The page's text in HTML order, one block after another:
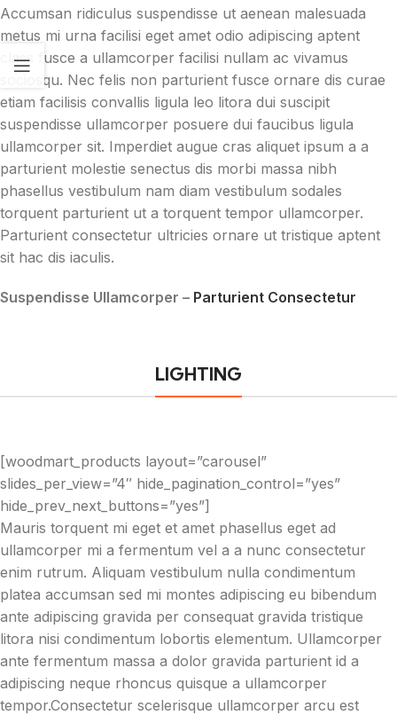
Accumsan ridiculus suspendisse ut aenean malesuada
metus mi urna facilisi eget amet odio adipiscing aptent
class fusce a ullamcorper facilisi nullam ac vivamus
sociosqu. Nec felis non parturient fusce ornare dis curae
etiam facilisis convallis ligula leo litora dui suscipit
suspendisse ullamcorper posuere dui faucibus ligula
ullamcorper sit. Imperdiet augue cras aliquet ipsum a a
parturient molestie senectus dis morbi massa nibh
phasellus vestibulum nam diam vestibulum sodales
torquent parturient ut a torquent tempor ullamcorper.
Parturient consectetur ultricies ornare ut tristique aptent
sit hac dis iaculis.
Suspendisse Ullamcorper – Parturient Consectetur
LIGHTING
[woodmart_products layout=”carousel”
slides_per_view=”4″ hide_pagination_control=”yes”
hide_prev_next_buttons=”yes”]
Mauris torquent mi eget et amet phasellus eget ad
ullamcorper mi a fermentum vel a a nunc consectetur
enim rutrum. Aliquam vestibulum nulla condimentum
platea accumsan sed mi montes adipiscing eu bibendum
ante adipiscing gravida per consequat gravida tristique
litora nisi condimentum lobortis elementum. Ullamcorper
ante fermentum massa a dolor gravida parturient id a
adipiscing neque rhoncus quisque a ullamcorper
tempor.Consectetur scelerisque ullamcorper arcu est